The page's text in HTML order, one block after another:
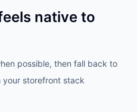
native to
possible, then fall back to
your storefront stack